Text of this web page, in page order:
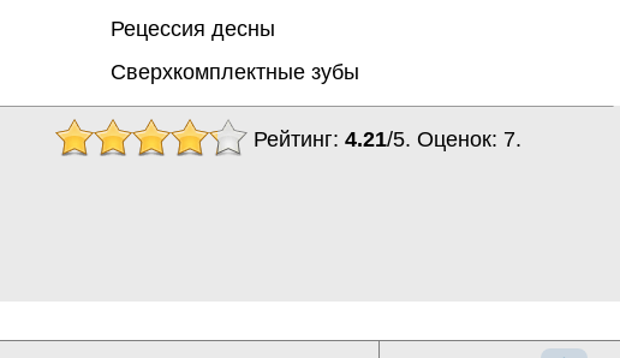
Рецессия десны
Сверхкомплектные зубы
Рейтинг: 4.21/5. Оценок: 7.